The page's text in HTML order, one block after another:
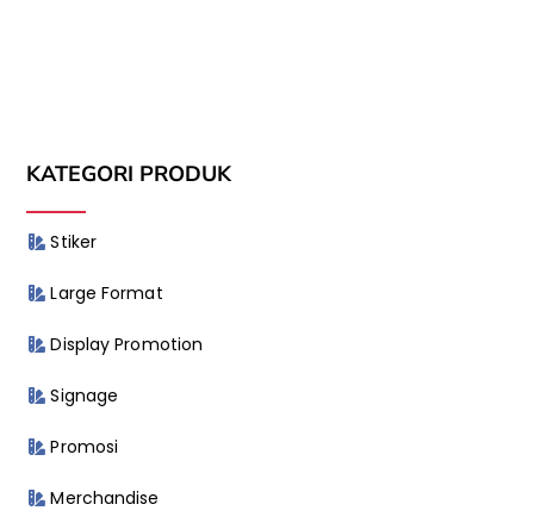
KATEGORI PRODUK
Stiker
Large Format
Display Promotion
Signage
Promosi
Merchandise